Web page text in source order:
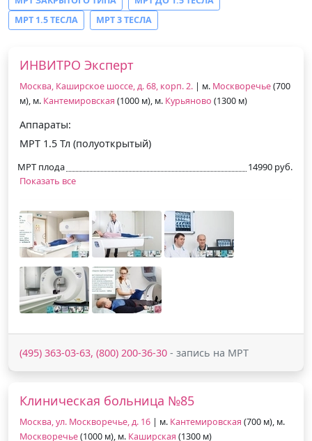
МРТ 1.5 ТЕСЛА
МРТ 3 ТЕСЛА
ИНВИТРО Эксперт
Москва, Каширское шоссе, д. 68, корп. 2. | м. Москворечье(700
м), м. Кантемировская (1000 м), м. Курьяново (1300 м)
Аппараты:
МРТ 1.5 Тл (полуоткрытый)
МРТ плода
14990 руб.
Показать все
(495) 363-03-63, (800) 200-36-30 - запись на МРТ
Клиническая больница №85
Москва, ул. Москворечье, д. 16 | м. Кантемировская (700 м), м.
Москворечье(1000 м), м. Каширская (1300 м)